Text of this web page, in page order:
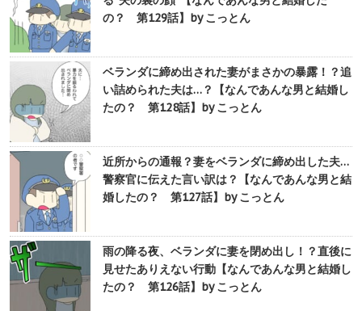
の？ 第129話】by こっとん
ベランダに締め出された妻がまさかの暴露！？追
い詰められた夫は…？【なんであんな男と結婚し
たの？ 第128話】by こっとん
近所からの通報？妻をベランダに締め出した夫…
警察官に伝えた言い訳は？【なんであんな男と結
婚したの？ 第127話】by こっとん
雨の降る夜、ベランダに妻を閉め出し！？直後に
見せたありえない行動【なんであんな男と結婚し
たの？ 第126話】by こっとん